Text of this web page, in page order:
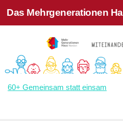
Zum Inhalt springen
Das Mehrgenerationen
60+ Gemeinsam statt einsam